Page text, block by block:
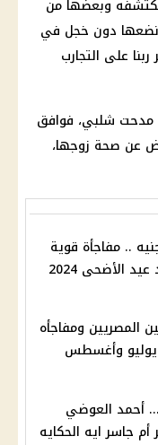
وبعضها من
نضعها دون خجل في
على التجارب
مدحت شلبي، فوافق
عن صحة زوجها،
هيوصل لـ 500 جنيه .. مفاجأة قوية
الأضحى 2024
المصريين ومفاجأه
وأغسطس
أحمد العوضي
جاسر ايه الحكايه